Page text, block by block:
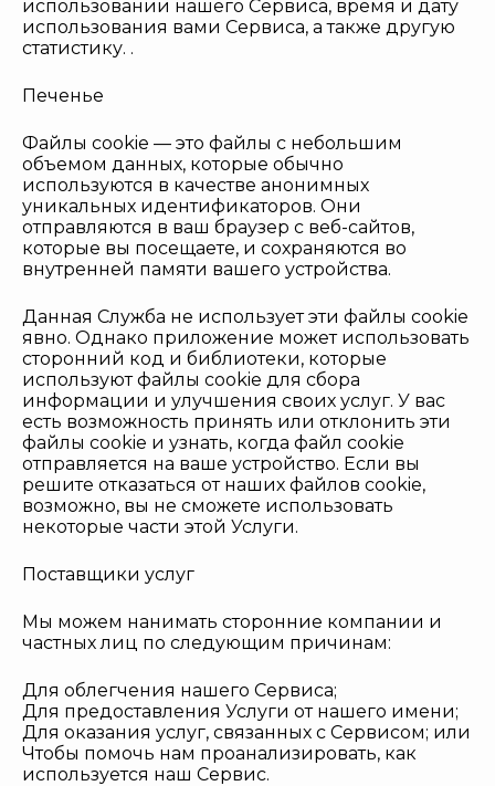
использовании нашего Сервиса, время и дату
использования вами Сервиса, а также другую
статистику. .
Печенье
Файлы cookie — это файлы с небольшим
объемом данных, которые обычно
используются в качестве анонимных
уникальных идентификаторов. Они
отправляются в ваш браузер с веб-сайтов,
которые вы посещаете, и сохраняются во
внутренней памяти вашего устройства.
Данная Служба не использует эти файлы cookie
явно. Однако приложение может использовать
сторонний код и библиотеки, которые
используют файлы cookie для сбора
информации и улучшения своих услуг. У вас
есть возможность принять или отклонить эти
файлы cookie и узнать, когда файл cookie
отправляется на ваше устройство. Если вы
решите отказаться от наших файлов cookie,
возможно, вы не сможете использовать
некоторые части этой Услуги.
Поставщики услуг
Мы можем нанимать сторонние компании и
частных лиц по следующим причинам:
Для облегчения нашего Сервиса;
Для предоставления Услуги от нашего имени;
Для оказания услуг, связанных с Сервисом; или
Чтобы помочь нам проанализировать, как
используется наш Сервис.